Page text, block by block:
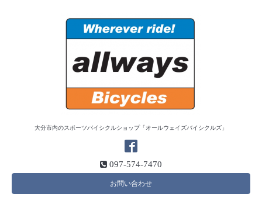
大分市内のスポーツバイシクルショップ「オールウェイズバイシクルズ」
097-574-7470
お問い合わせ